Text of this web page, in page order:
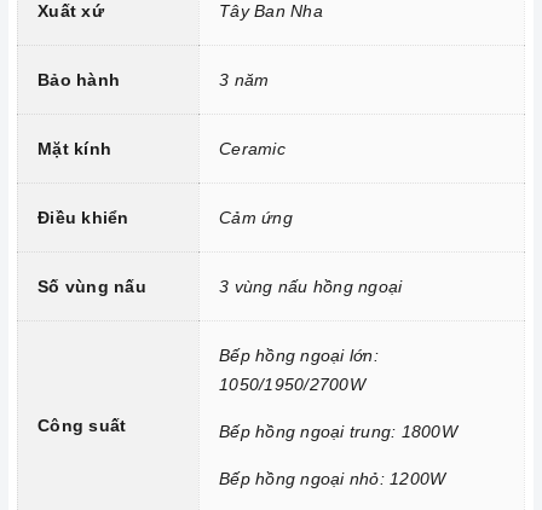
Công nghệ hiện đại
Sử dụng bản mạch mâm từ theo công nghệ Châu Âu
Công nghệ INVERTER tiết kiệm điện năng.
Trang bị 9 dải công suất nấu.
Xuất xứ Tây Ban Nha
Bảo hành 3 năm
Mặt kính Ceramic
Điều khiển Cảm ứng
Số vùng nấu 3 vùng nấu hồng ngoại
Công suất
Bếp hồng ngoại lớn:
1050/1950/2700W
Bếp hồng ngoại trung: 1800W
Bếp hồng ngoại nhỏ: 1200W